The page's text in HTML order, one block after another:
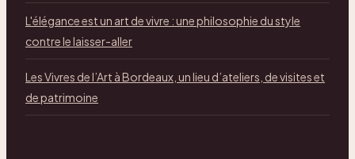
L'élégance est un art de vivre : une philosophie du style
contre le laisser-aller
Les Vivres de l’Art à Bordeaux, un lieu d’ateliers, de visites et
de patrimoine